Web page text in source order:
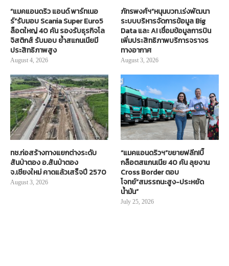
“แมคแอนดริว แอนด์ พาร์ทเนอ
ร์”รับมอบ Scania Super Euro5
ล็อตใหญ่ 40 คัน รองรับธุรกิจโล
จิสติกส์ รับมอบ ย้ำสแกนเนียมี
ประสิทธิภาพสูง
August 4, 2026
ภัทรพงศ์ฯ”หนุนบวท.เร่งพัฒนา
ระบบบริหารจัดการข้อมูล Big
Data และ AI เชื่อมข้อมูลการบิน
เพิ่มประสิทธิภาพบริการจราจร
ทางอากาศ
August 3, 2026
ทช.ก่อสร้างทางแยกต่างระดับ
สันป่าตอง อ.สันป่าตอง
จ.เชียงใหม่ คาดแล้วเสร็จปี 2570
August 3, 2026
“แมคแอนดริวฯ”ขยายฟลีท!บิ๊
กล็อตสแกนเนีย 40 คัน ลุยงาน
Cross Border ตอบ
โจทย์“สมรรถนะสูง-ประหยัด
น้ำมัน”
July 25, 2026